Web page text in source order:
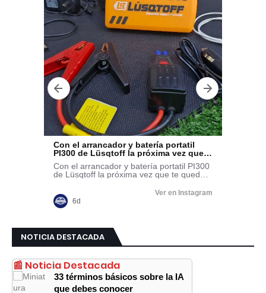
NOTICIA DESTACADA
📰 Noticia Destacada
33 términos básicos sobre la IA
que debes conocer